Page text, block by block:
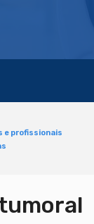
e profissionais